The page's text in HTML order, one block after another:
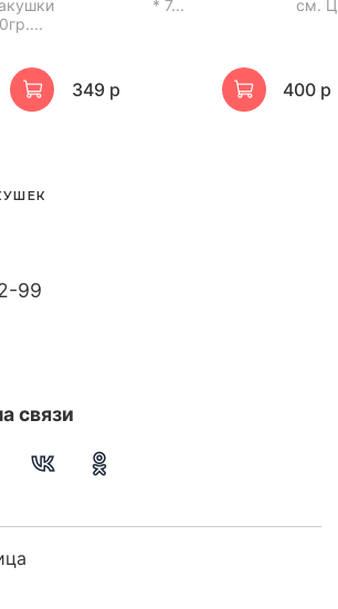
* 7...
349 р
см.
400 р
99
связи